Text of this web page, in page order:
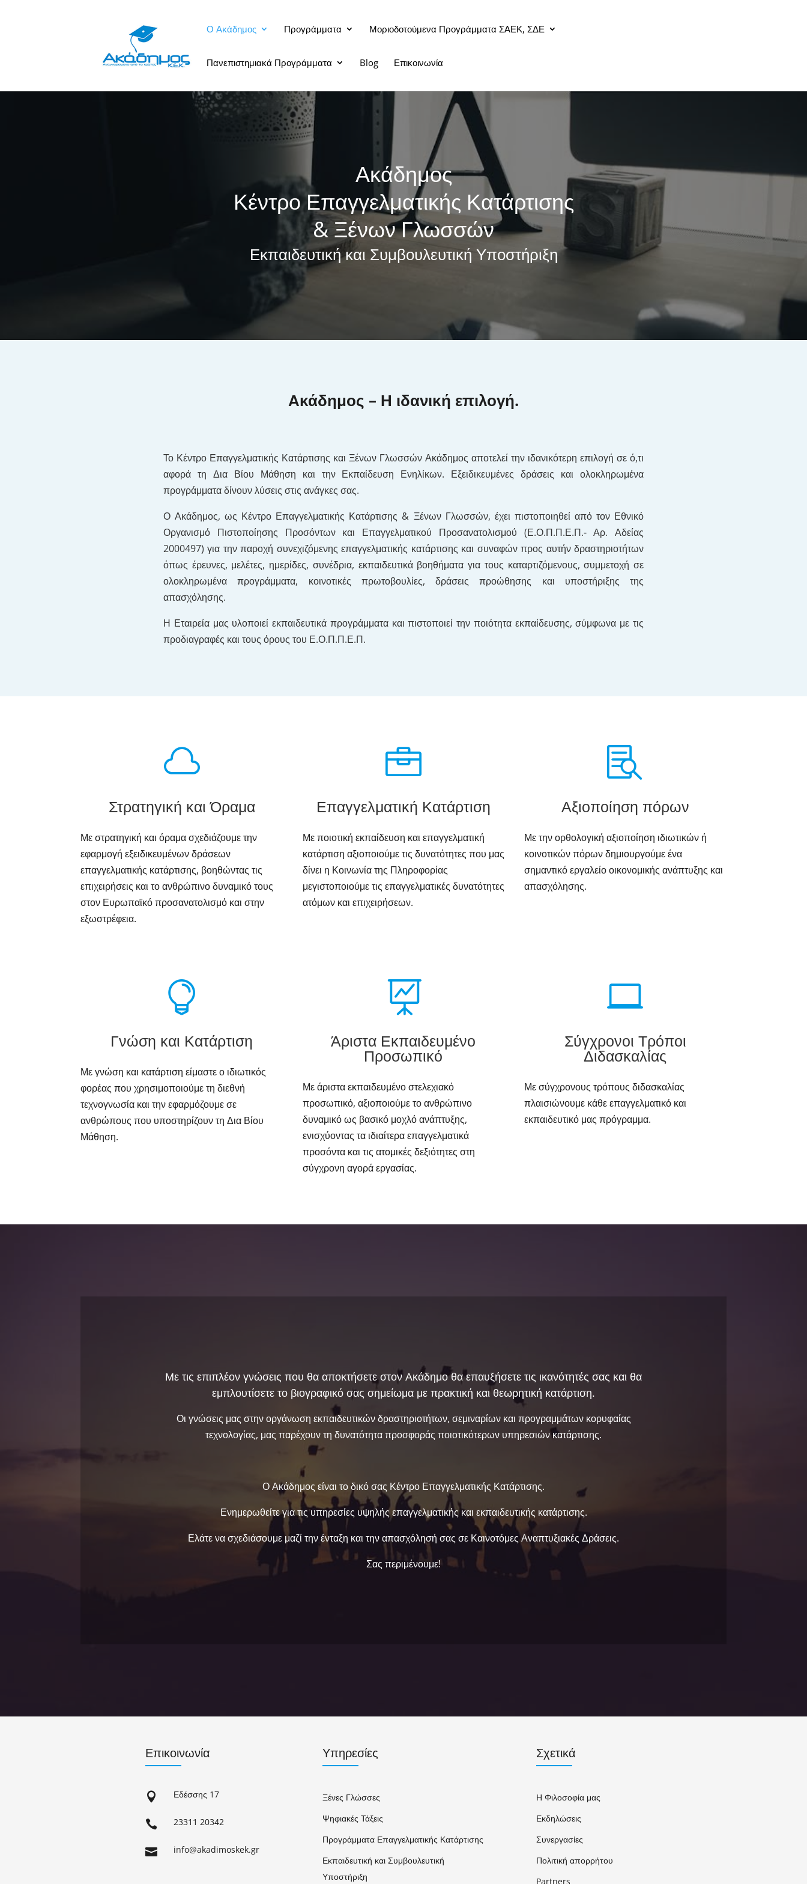
Ο Ακάδημος Προγράμματα Μοριοδοτούμενα Προγράμματα ΣΑΕΚ, ΣΔΕ
Πανεπιστημιακά Προγράμματα Blog Επικοινωνία
Ακάδημος
Κέντρο Επαγγελματικής Κατάρτισης
& Ξένων Γλωσσών
Εκπαιδευτική και Συμβουλευτική Υποστήριξη
Ακάδημος – Η ιδανική επιλογή.
Το Κέντρο Επαγγελματικής Κατάρτισης και Ξένων Γλωσσών Ακάδημος αποτελεί την ιδανικότερη επιλογή σε ό,τι
αφορά τη Δια Βίου Μάθηση και την Εκπαίδευση Ενηλίκων. Εξειδικευμένες δράσεις και ολοκληρωμένα
προγράμματα δίνουν λύσεις στις ανάγκες σας.
Ο Ακάδημος, ως Κέντρο Επαγγελματικής Κατάρτισης & Ξένων Γλωσσών, έχει πιστοποιηθεί από τον Εθνικό
Οργανισμό Πιστοποίησης Προσόντων και Επαγγελματικού Προσανατολισμού (Ε.Ο.Π.Π.Ε.Π.- Αρ. Αδείας
2000497) για την παροχή συνεχιζόμενης επαγγελματικής κατάρτισης και συναφών προς αυτήν δραστηριοτήτων
όπως έρευνες, μελέτες, ημερίδες, συνέδρια, εκπαιδευτικά βοηθήματα για τους καταρτιζόμενους, συμμετοχή σε
ολοκληρωμένα προγράμματα, κοινοτικές πρωτοβουλίες, δράσεις προώθησης και υποστήριξης της
απασχόλησης.
Η Εταιρεία μας υλοποιεί εκπαιδευτικά προγράμματα και πιστοποιεί την ποιότητα εκπαίδευσης, σύμφωνα με τις
προδιαγραφές και τους όρους του Ε.Ο.Π.Π.Ε.Π.

Στρατηγική και Όραμα
Με στρατηγική και όραμα σχεδιάζουμε την
εφαρμογή εξειδικευμένων δράσεων
επαγγελματικής κατάρτισης, βοηθώντας τις
επιχειρήσεις και το ανθρώπινο δυναμικό τους
στον Ευρωπαϊκό προσανατολισμό και στην
εξωστρέφεια.

Επαγγελματική Κατάρτιση
Με ποιοτική εκπαίδευση και επαγγελματική
κατάρτιση αξιοποιούμε τις δυνατότητες που μας
δίνει η Κοινωνία της Πληροφορίας
μεγιστοποιούμε τις επαγγελματικές δυνατότητες
ατόμων και επιχειρήσεων.

Αξιοποίηση πόρων
Με την ορθολογική αξιοποίηση ιδιωτικών ή
κοινοτικών πόρων δημιουργούμε ένα
σημαντικό εργαλείο οικονομικής ανάπτυξης και
απασχόλησης.

Γνώση και Κατάρτιση
Με γνώση και κατάρτιση είμαστε ο ιδιωτικός
φορέας που χρησιμοποιούμε τη διεθνή
τεχνογνωσία και την εφαρμόζουμε σε
ανθρώπους που υποστηρίζουν τη Δια Βίου
Μάθηση.

Άριστα Εκπαιδευμένο
Προσωπικό
Με άριστα εκπαιδευμένο στελεχιακό
προσωπικό, αξιοποιούμε το ανθρώπινο
δυναμικό ως βασικό μοχλό ανάπτυξης,
ενισχύοντας τα ιδιαίτερα επαγγελματικά
προσόντα και τις ατομικές δεξιότητες στη
σύγχρονη αγορά εργασίας.

Σύγχρονοι Τρόποι
Διδασκαλίας
Με σύγχρονους τρόπους διδασκαλίας
πλαισιώνουμε κάθε επαγγελματικό και
εκπαιδευτικό μας πρόγραμμα.
Με τις επιπλέον γνώσεις που θα αποκτήσετε στον Ακάδημο θα επαυξήσετε τις ικανότητές σας και θα
εμπλουτίσετε το βιογραφικό σας σημείωμα με πρακτική και θεωρητική κατάρτιση.
Οι γνώσεις μας στην οργάνωση εκπαιδευτικών δραστηριοτήτων, σεμιναρίων και προγραμμάτων κορυφαίας
τεχνολογίας, μας παρέχουν τη δυνατότητα προσφοράς ποιοτικότερων υπηρεσιών κατάρτισης.
Ο Ακάδημος είναι το δικό σας Κέντρο Επαγγελματικής Κατάρτισης.
Ενημερωθείτε για τις υπηρεσίες υψηλής επαγγελματικής και εκπαιδευτικής κατάρτισης.
Ελάτε να σχεδιάσουμε μαζί την ένταξη και την απασχόλησή σας σε Καινοτόμες Αναπτυξιακές Δράσεις.
Σας περιμένουμε!
Επικοινωνία
 Εδέσσης 17
 23311 20342
 info@akadimoskek.gr
Υπηρεσίες
Ξένες Γλώσσες
Ψηφιακές Τάξεις
Προγράμματα Επαγγελματικής Κατάρτισης
Εκπαιδευτική και Συμβουλευτική
Υποστήριξη
Σχετικά
Η Φιλοσοφία μας
Εκδηλώσεις
Συνεργασίες
Πολιτική απορρήτου
Partners